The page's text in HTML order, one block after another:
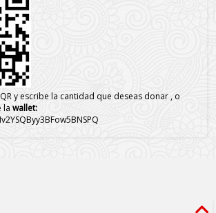
y escribe la cantidad que deseas donar , o
lawallet: